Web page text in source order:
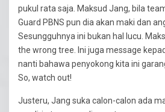
pukul rata saja. Maksud Jang, bila
Guard PBNS pun dia akan maki dan
Sesungguhnya ini bukan hal lucu.
the wrong tree. Ini juga message
nanti bahawa penyokong kita ini
So, watch out!
Justeru, Jang suka calon-calon ada